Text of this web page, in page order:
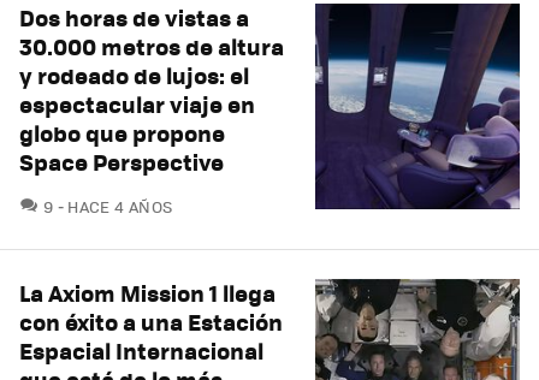
Dos horas de vistas a
30.000 metros de altura
y rodeado de lujos: el
espectacular viaje en
globo que propone
Space Perspective
9 COMENTARIOS
HACE 4 AÑOS
La Axiom Mission 1 llega
con éxito a una Estación
Espacial Internacional